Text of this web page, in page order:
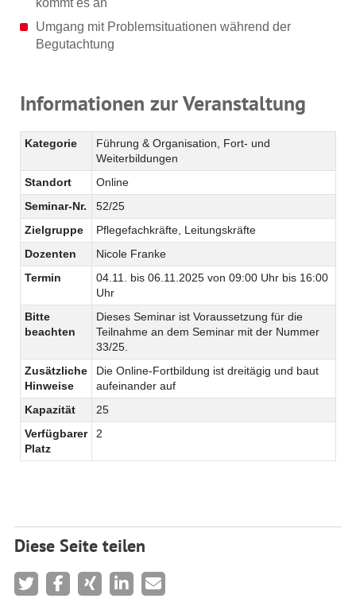
kommt es an
Umgang mit Problemsituationen während der
Begutachtung
Informationen zur Veranstaltung
Kategorie
Führung & Organisation, Fort- und
Weiterbildungen
Standort
Online
Seminar-Nr.
52/25
Zielgruppe
Pflegefachkräfte, Leitungskräfte
Dozenten
Nicole Franke
Termin
04.11. bis 06.11.2025 von 09:00 Uhr bis 16:00
Uhr
Bitte
beachten
Dieses Seminar ist Voraussetzung für die
Teilnahme an dem Seminar mit der Nummer
33/25.
Zusätzliche
Hinweise
Die Online-Fortbildung ist dreitägig und baut
aufeinander auf
Kapazität
25
Verfügbarer
Platz
2
Diese Seite teilen